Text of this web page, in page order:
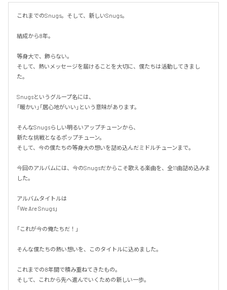
これまでのSnugs。そして、新しいSnugs。
結成から8年。
等身大で、飾らない。
そして、熱いメッセージを届けることを大切に、僕たちは活動してきまし
た。
Snugsというグループ名には、
「暖かい」「居心地がいい」という意味があります。
そんなSnugsらしい明るいアップチューンから、
新たな挑戦となるポップチューン。
そして、今の僕たちの等身大の想いを詰め込んだミドルチューンまで。
今回のアルバムには、今のSnugsだからこそ歌える楽曲を、全11曲詰め込みま
した。
アルバムタイトルは
「We Are Snugs」
「これが今の俺たちだ！」
そんな僕たちの熱い想いを、このタイトルに込めました。
これまでの8年間で積み重ねてきたもの。
そして、これから先へ進んでいくための新しい一歩。